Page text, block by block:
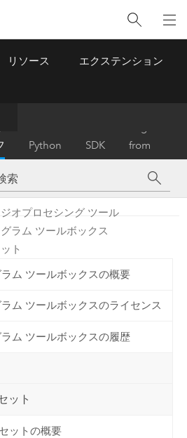
リソース エクステンション
ス
Python SDK
from
ArcMap
ジオプロセシング ツール
ラム ツールボックス
ト
ム ツールボックスの概要
ム ツールボックスのライセンス
ム ツールボックスの履歴
ット
ットの概要